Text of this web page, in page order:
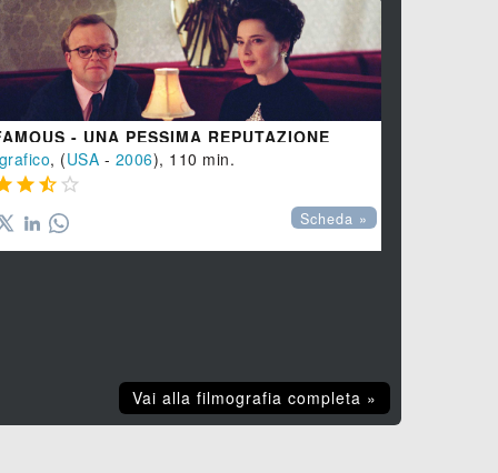
- UNA PESSIMA REPUTAZIONE
, (USA - 2006), 110 min.
  
Scheda »
Vai alla filmografia completa »